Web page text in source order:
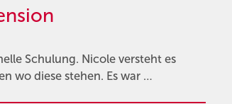
Schulung. Nicole versteht es
wo diese stehen. Es war …